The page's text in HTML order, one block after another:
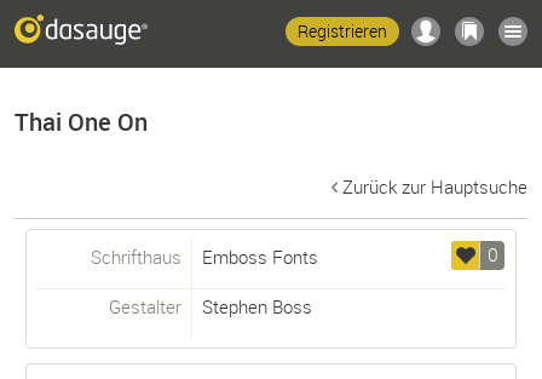
Registrieren
Thai One On
Zurück zur Hauptsuche
0
Schrifthaus Emboss Fonts
Gestalter Stephen Boss